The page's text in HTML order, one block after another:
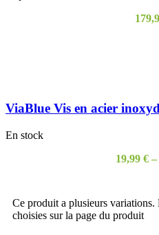
ViaBlue Vis en acier
En stock
19,99 € –
Ce produit a plusieurs variations.
choisies sur la page du produit